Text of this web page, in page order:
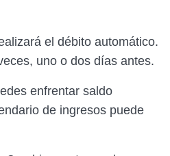
el débito automático.
uno o dos días antes.
enfrentar saldo
de ingresos puede